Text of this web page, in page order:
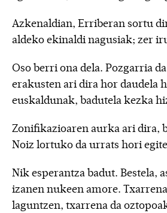
Azkenaldian, Erriberan sortu
aldeko ekinaldi nagusiak; zer
Oso berri ona dela. Pozgarria
erakusten ari dira hor daudela
euskaldunak, badutela kezka
Zonifikazioaren aurka ari dira,
Noiz lortuko da urrats hori
Nik esperantza badut. Bestela,
izanen nukeen amore.
laguntzen, txarrena da